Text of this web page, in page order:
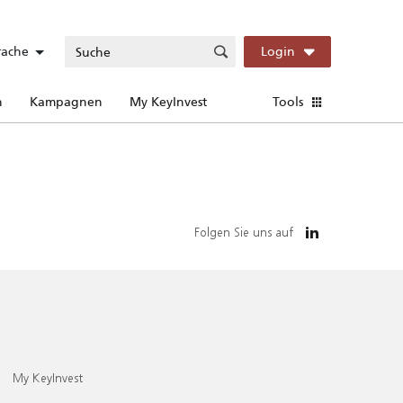
Login
Kampagnen My KeyInvest Tools
Folgen Sie uns auf
My KeyInvest